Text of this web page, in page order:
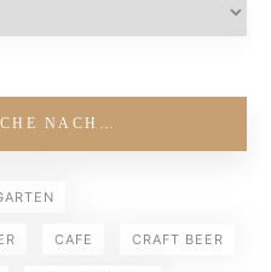
NACH…
CAFE CRAFT BEER